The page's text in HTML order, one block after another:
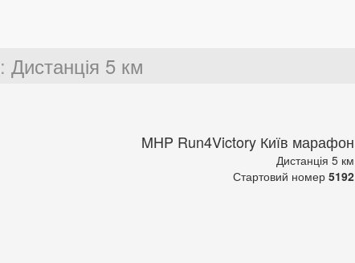
: Дистанція 5 км
MHP Run4Victory Київ марафон
Дистанція 5 км
Стартовий номер 5192